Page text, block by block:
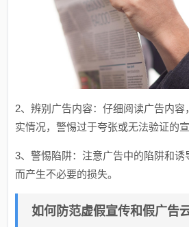
2、辨别广告内容：仔细阅读广告内
实情况，警惕过于夸张或无法验证的宣
3、警惕陷阱：注意广告中的陷阱和
而产生不必要的损失。
如何防范虚假宣传和假广告